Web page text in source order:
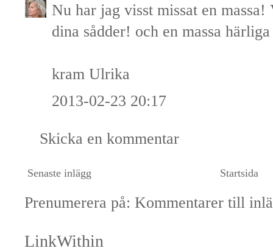
Nu har jag visst missat en
dina sådder! och en massa
kram Ulrika
2013-02-23 20:17
Skicka en kommentar
Senaste inlägg Startsida
Prenumerera på: Kommentarer till
LinkWithin